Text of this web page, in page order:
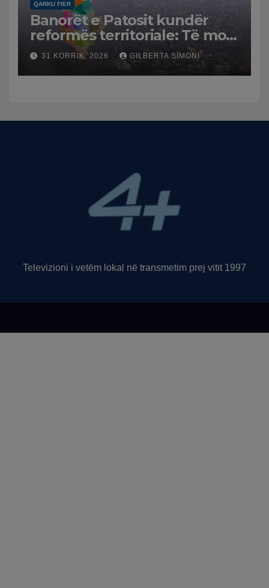
QARKU FIER
Banorët e Patosit kundër
reformës territoriale: Të mos
humbasim identitetin e
qytetit
31 KORRIK, 2026 GILBERTA SIMONI
Televizioni i vetëm lokal në transmetim prej vitit 1997